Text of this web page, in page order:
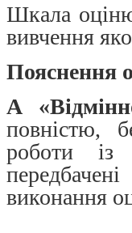
Шкала
вивчення
Пояснення
А
повністю,
роботи із
виконання